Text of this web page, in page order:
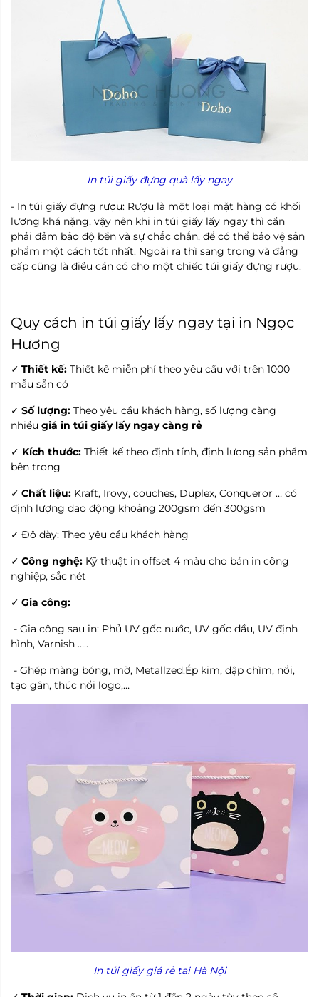
In túi giấy đựng quà lấy ngay
- In túi giấy đựng rượu: Rượu là một loại mặt hàng có khối
lượng khá nặng, vậy nên khi in túi giấy lấy ngay thì cần
phải đảm bảo độ bền và sự chắc chắn, để có thể bảo vệ sản
phẩm một cách tốt nhất. Ngoài ra thì sang trọng và đẳng
cấp cũng là điều cần có cho một chiếc túi giấy đựng rượu.
Quy cách in túi giấy lấy ngay tại in Ngọc
Hương
✓ Thiết kế: Thiết kế miễn phí theo yêu cầu với trên 1000
mẫu sẵn có
✓ Số lượng: Theo yêu cầu khách hàng, số lượng càng
nhiều giá in túi giấy lấy ngay càng rẻ
✓ Kích thước: Thiết kế theo định tính, định lượng sản phẩm
bên trong
✓ Chất liệu: Kraft, Irovy, couches, Duplex, Conqueror … có
định lượng dao động khoảng 200gsm đến 300gsm
✓ Độ dày: Theo yêu cầu khách hàng
✓ Công nghệ: Kỹ thuật in offset 4 màu cho bản in công
nghiệp, sắc nét
✓ Gia công:
- Gia công sau in: Phủ UV gốc nước, UV gốc dầu, UV định
hình, Varnish …..
- Ghép màng bóng, mờ, Metallzed.Ép kim, dập chìm, nổi,
tạo gân, thúc nổi logo,…
In túi giấy giá rẻ tại Hà Nội